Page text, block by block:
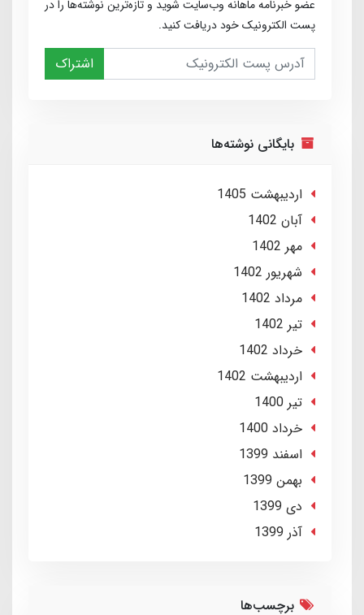
عضو خبرنامه ماهانه وب‌سایت شوید و تازه‌ترین نوشته‌ها را در
پست الکترونیک خود دریافت کنید.
اشتراک
بایگانی نوشته‌ها
ارديبهشت 1405
آبان 1402
مهر 1402
شهریور 1402
مرداد 1402
تير 1402
خرداد 1402
ارديبهشت 1402
تير 1400
خرداد 1400
اسفند 1399
بهمن 1399
دی 1399
آذر 1399
برچسب‌ها